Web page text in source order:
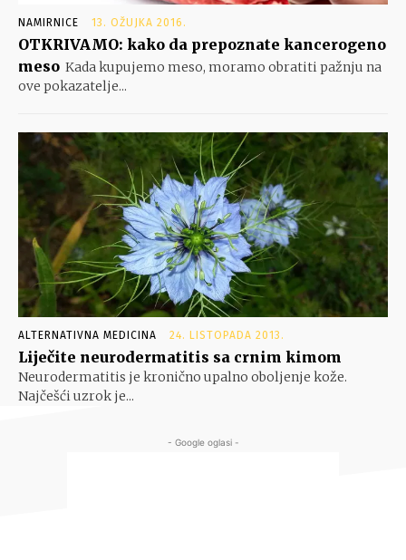
NAMIRNICE 13. OŽUJKA 2016.
OTKRIVAMO: kako da prepoznate kancerogeno
meso Kada kupujemo meso, moramo obratiti pažnju na
ove pokazatelje...
ALTERNATIVNA MEDICINA 24. LISTOPADA 2013.
Liječite neurodermatitis sa crnim kimom
Neurodermatitis je kronično upalno oboljenje kože.
Najčešći uzrok je...
- Google oglasi -